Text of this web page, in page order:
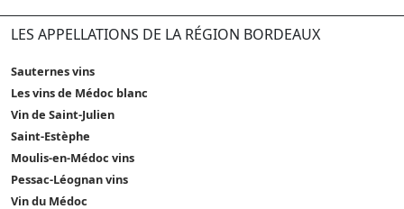
LES APPELLATIONS DE LA RÉGION BORDEAUX
Sauternes vins
Les vins de Médoc blanc
Vin de Saint-Julien
Saint-Estèphe
Moulis-en-Médoc vins
Pessac-Léognan vins
Vin du Médoc